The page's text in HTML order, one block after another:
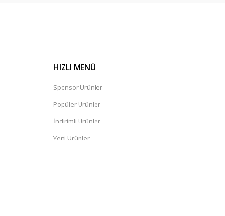
HIZLI MENÜ
Sponsor Ürünler
Popüler Ürünler
İndirimli Ürünler
Yeni Ürünler